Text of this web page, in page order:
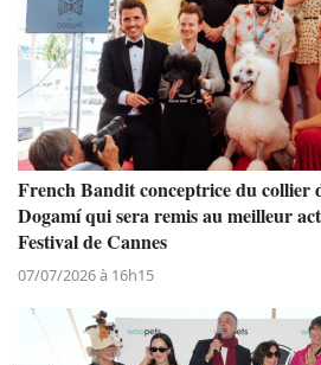
French Bandit conceptrice du collier
Dogamí qui sera remis au meilleur
Festival de Cannes
07/07/2026 à 16h15